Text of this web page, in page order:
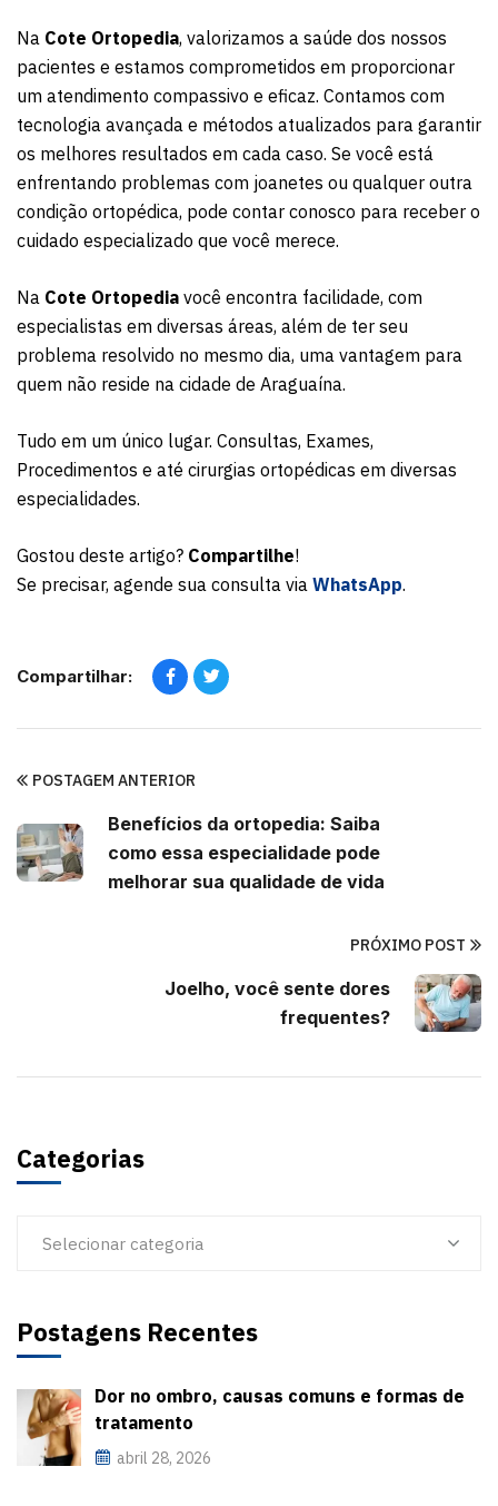
Na Cote Ortopedia, valorizamos a saúde dos nossos
pacientes e estamos comprometidos em proporcionar
um atendimento compassivo e eficaz. Contamos com
tecnologia avançada e métodos atualizados para garantir
os melhores resultados em cada caso. Se você está
enfrentando problemas com joanetes ou qualquer outra
condição ortopédica, pode contar conosco para receber o
cuidado especializado que você merece.
Na Cote Ortopedia você encontra facilidade, com
especialistas em diversas áreas, além de ter seu
problema resolvido no mesmo dia, uma vantagem para
quem não reside na cidade de Araguaína.
Tudo em um único lugar. Consultas, Exames,
Procedimentos e até cirurgias ortopédicas em diversas
especialidades.
Gostou deste artigo? Compartilhe!
Se precisar, agende sua consulta via WhatsApp.
Compartilhar:
POSTAGEM ANTERIOR
Benefícios da ortopedia: Saiba
como essa especialidade pode
melhorar sua qualidade de vida
PRÓXIMO POST
Joelho, você sente dores
frequentes?
Categorias
Selecionar categoria
Postagens Recentes
Dor no ombro, causas comuns e formas de
tratamento
abril 28, 2026